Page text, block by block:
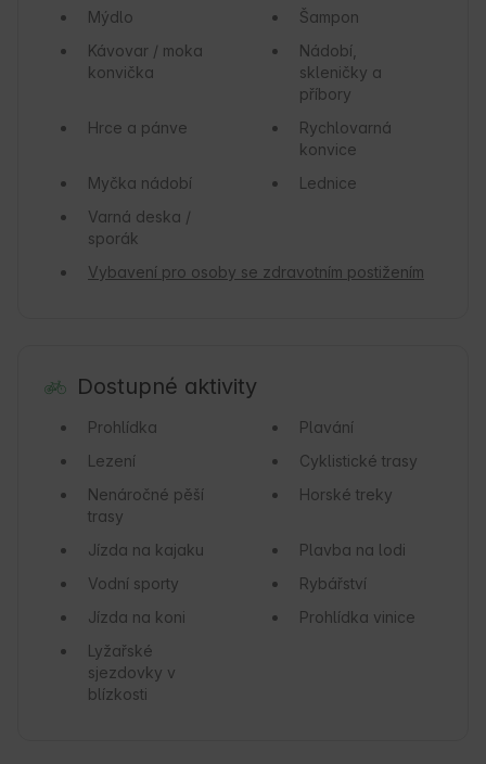
Mýdlo
Šampon
Kávovar / moka
konvička
Nádobí,
skleničky a
příbory
Hrce a pánve
Rychlovarná
konvice
Myčka nádobí
Lednice
Varná deska /
sporák
Vybavení pro osoby se zdravotním postižením
Dostupné aktivity
Prohlídka
Plavání
Lezení
Cyklistické trasy
Nenáročné pěší
trasy
Horské treky
Jízda na kajaku
Plavba na lodi
Vodní sporty
Rybářství
Jízda na koni
Prohlídka vinice
Lyžařské
sjezdovky v
blízkosti